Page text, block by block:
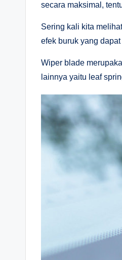
secara maksimal,
Sering kali kita
efek buruk yang
Wiper blade
lainnya yaitu leaf